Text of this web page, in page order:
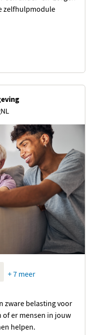
zelfhulpmodule
+ 7 meer
zware belasting voor
of er mensen in jouw
helpen.